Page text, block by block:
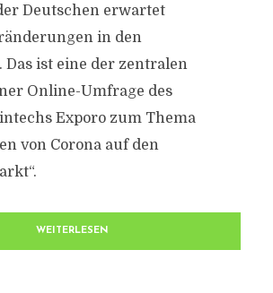
Deutschen erwartet
in den
Das ist eine der zentralen
Online-Umfrage des
Exporo zum Thema
von Corona auf den
WEITERLESEN